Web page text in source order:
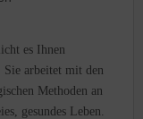
es Ihnen
Sie arbeitet mit den
Methoden an
gesundes Leben.